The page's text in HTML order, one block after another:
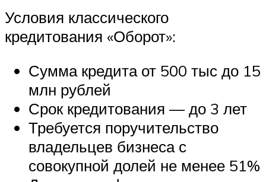
Условия классического
кредитования «Оборот»:
Сумма кредита от 500 тыс до 15
млн рублей
Срок кредитования — до 3 лет
Требуется поручительство
владельцев бизнеса с
совокупной долей не менее 51%